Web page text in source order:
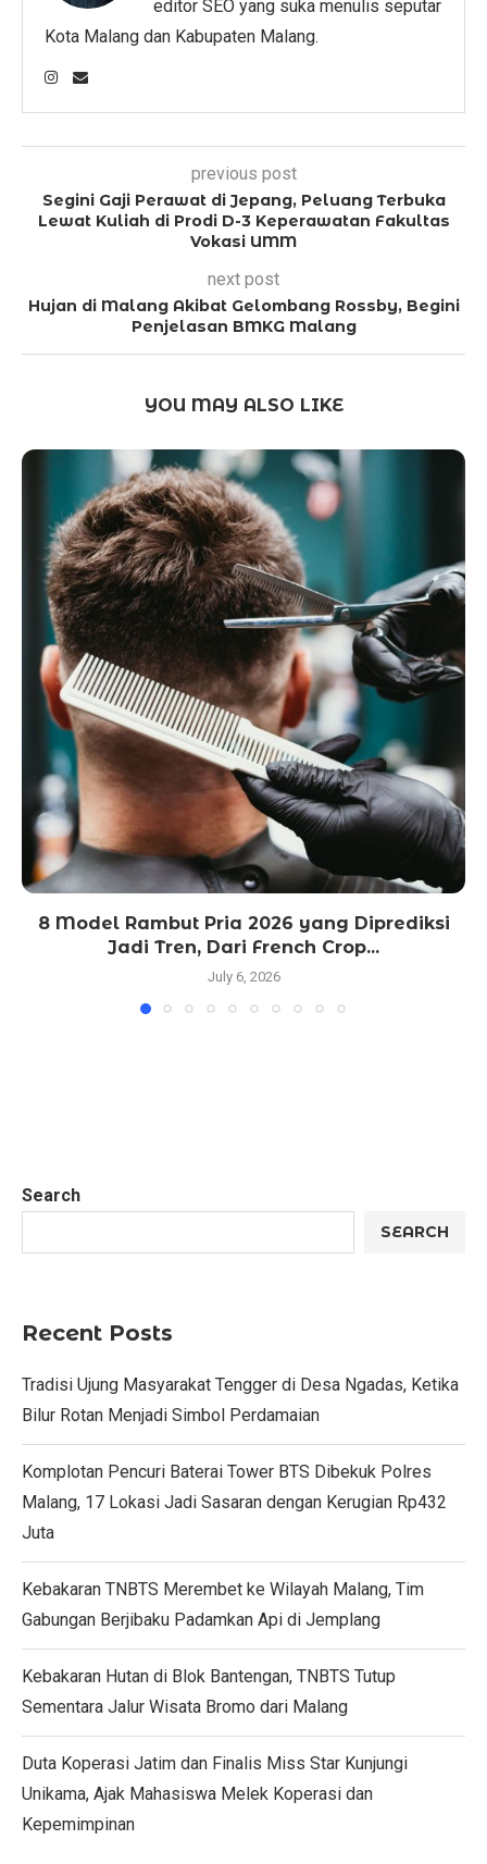
editor SEO yang suka menulis seputar
Kota Malang dan Kabupaten Malang.
previous post
Segini Gaji Perawat di Jepang, Peluang Terbuka
Lewat Kuliah di Prodi D-3 Keperawatan Fakultas
Vokasi UMM
next post
Hujan di Malang Akibat Gelombang Rossby, Begini
Penjelasan BMKG Malang
YOU MAY ALSO LIKE
8 Model Rambut Pria 2026 yang Diprediksi
Jadi Tren, Dari French Crop...
July 6, 2026
Search
SEARCH
Recent Posts
Tradisi Ujung Masyarakat Tengger di Desa Ngadas, Ketika
Bilur Rotan Menjadi Simbol Perdamaian
Komplotan Pencuri Baterai Tower BTS Dibekuk Polres
Malang, 17 Lokasi Jadi Sasaran dengan Kerugian Rp432
Juta
Kebakaran TNBTS Merembet ke Wilayah Malang, Tim
Gabungan Berjibaku Padamkan Api di Jemplang
Kebakaran Hutan di Blok Bantengan, TNBTS Tutup
Sementara Jalur Wisata Bromo dari Malang
Duta Koperasi Jatim dan Finalis Miss Star Kunjungi
Unikama, Ajak Mahasiswa Melek Koperasi dan
Kepemimpinan